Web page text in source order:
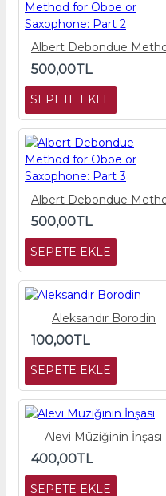
500,00TL
SEPETE EKLE
500,00TL
SEPETE EKLE
Aleksandır Borodin
100,00TL
SEPETE EKLE
Alevi Müziğinin İnşası
400,00TL
SEPETE EKLE